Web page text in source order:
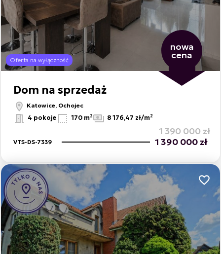
Oferta na wyłączność
nowa
cena
Dom na sprzedaż
Katowice, Ochojec
4 pokoje 170 m2 8 176,47 zł/m2
1 390 000 zł
VTS-DS-7339 1 390 000 zł